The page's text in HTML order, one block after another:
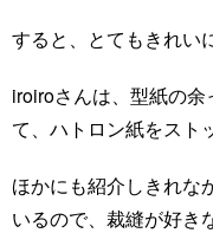
すると、とてもきれい
iroiroさんは、型紙の
て、ハトロン紙をスト
ほかにも紹介しきれな
いるので、裁縫が好き